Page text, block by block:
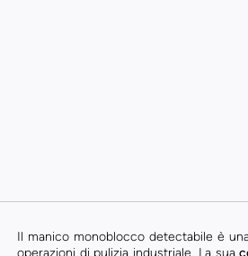
Il manico monoblocco detectabile è
operazioni di pulizia industriale. La sua